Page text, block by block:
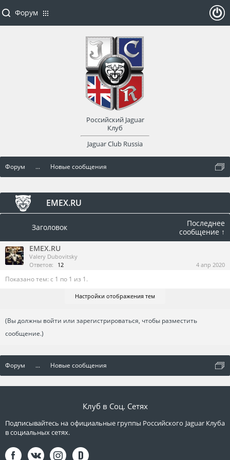
Форум ... Новые сообщения
EMEX.RU
Заголовок
Последнее
сообщение ↑
EMEX.RU
Valery Dubovitsky
Ответов:
12 4 апр 2020
Показано тем: с 1 по 1 из 1.
Настройки отображения тем
(Вы должны войти или зарегистрироваться, чтобы разместить
сообщение.)
Форум ... Новые сообщения
Форум
Российский Jaguar
Клуб
Jaguar Club Russia
оват
Клуб в Соц. Сетях
Подписывайтесь на официальные группы Российского Jaguar Клуба
в социальных сетях.